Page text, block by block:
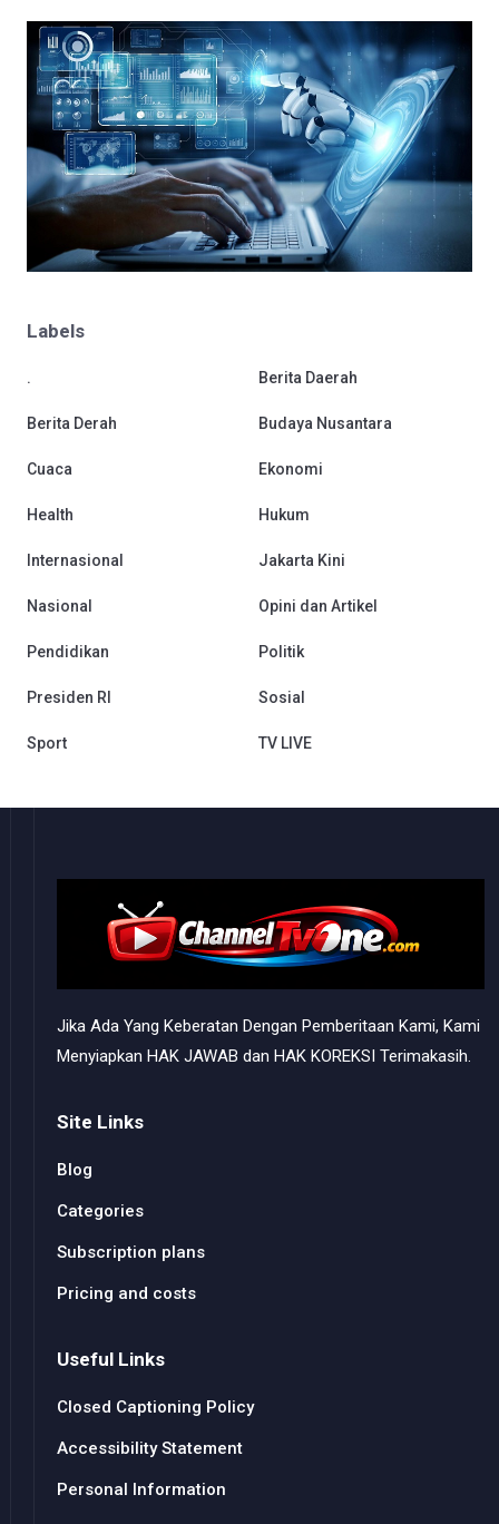
Labels
. Berita Daerah
Berita Derah Budaya Nusantara
Cuaca Ekonomi
Health Hukum
Internasional Jakarta Kini
Nasional Opini dan Artikel
Pendidikan Politik
Presiden RI Sosial
Sport TV LIVE
Jika Ada Yang Keberatan Dengan Pemberitaan Kami, Kami
Menyiapkan HAK JAWAB dan HAK KOREKSI Terimakasih.
Site Links
Blog
Categories
Subscription plans
Pricing and costs
Useful Links
Closed Captioning Policy
Accessibility Statement
Personal Information